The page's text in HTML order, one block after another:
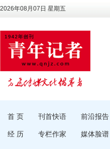
2026年08月07日 星期五
首 页 刊首快语 前沿报告
经 历 专栏作家 媒体脸谱